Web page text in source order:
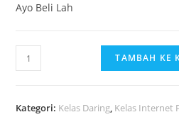
Ayo Beli Lah
Kuantitas
Penjara
TAMBAH KE
Kategori: Kelas Daring, Kelas Internet